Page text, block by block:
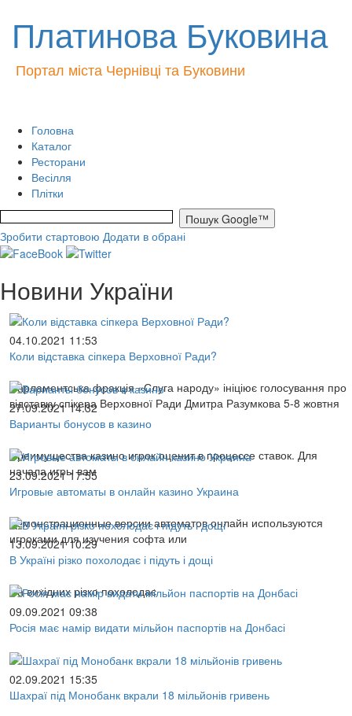
Платинова Буковина
Портал міста Чернівці та Буковини
Головна
Каталог
Ресторани
Весілля
Плітки
Зробити стартовою Додати в обрані
Новини України
04.10.2021 11:53
Коли відставка сіпкера Верховної Ради?
Парламентська фракція «Слуга народу» ініціює голосування про
відставку спікера Верховної Ради Дмитра Разумкова 5-8 жовтня
27.09.2021 14:32
Варианты бонусов в казино
Преимущества казино игрок оценит в процессе ставок. Для
начала игры вам
23.09.2021 17:55
Игровые автоматы в онлайн казино Украина
Демонстрационные версии автоматов онлайн используются
игроками для изучения софта или
13.09.2021 10:29
В Україні різко похолодає і підуть і дощі
На вихідних різко похолодає
09.09.2021 09:38
Росія має намір видати мільйон паспортів на Донбасі
02.09.2021 15:35
Шахраї під Монобанк вкрали 18 мільйонів гривень